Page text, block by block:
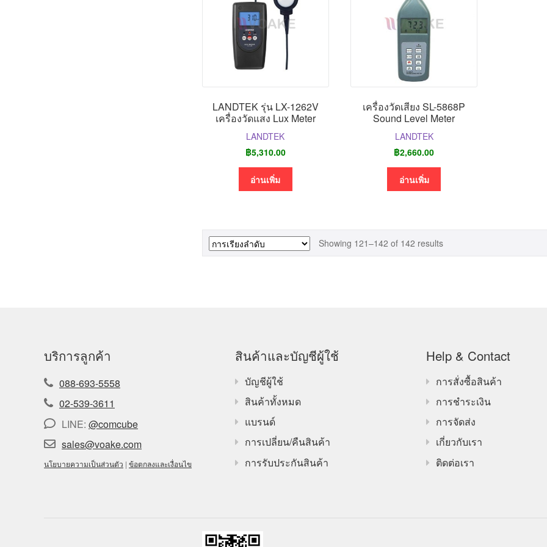
LANDTEK รุ่น LX-1262V
เครื่องวัดแสง Lux Meter
LANDTEK
฿5,310.00
อ่านเพิ่ม
เครื่องวัดเสียง SL-5868P
Sound Level Meter
LANDTEK
฿2,660.00
อ่านเพิ่ม
Showing 121–142 of 142 results
บริการลูกค้า
088-693-5558
02-539-3611
LINE: @comcube
sales@voake.com
นโยบายความเป็นส่วนตัว | ข้อตกลงและเงื่อนไข
สินค้าและบัญชีผู้ใช้
บัญชีผู้ใช้
สินค้าทั้งหมด
แบรนด์
การเปลี่ยน/คืนสินค้า
การรับประกันสินค้า
Help & Contact
การสั่งซื้อสินค้า
การชำระเงิน
การจัดส่ง
เกี่ยวกับเรา
ติดต่อเรา